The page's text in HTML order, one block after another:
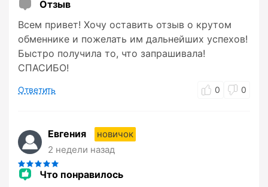
Отзыв
Всем привет! Хочу оставить отзыв о крутом
обменнике и пожелать им дальнейших успехов!
Быстро получила то, что запрашивала!
СПАСИБО!
Ответить 0 0
Евгения
новичок
2 недели назад
Что понравилось